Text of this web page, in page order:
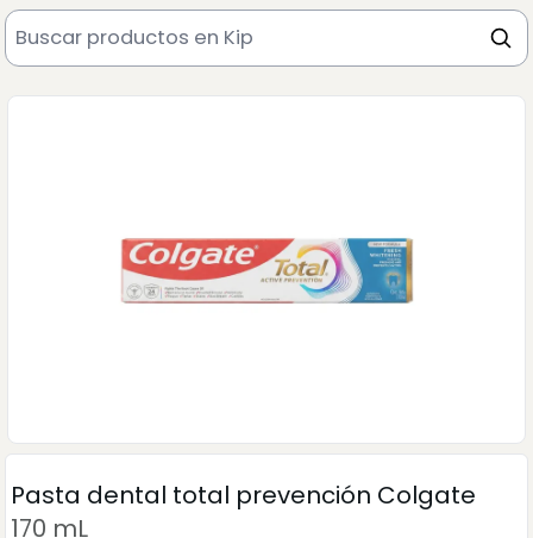
Pasta dental total prevención Colgate
170 mL